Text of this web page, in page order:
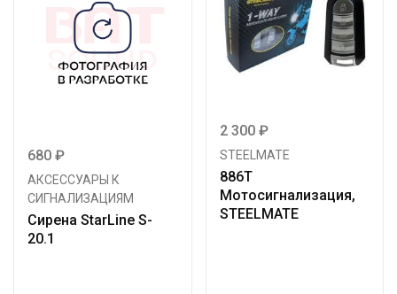
680 ₽
АКСЕССУАРЫ К
СИГНАЛИЗАЦИЯМ
Сирена StarLine S-
20.1
2 300 ₽
STEELMATE
886T
Мотосигнализация,
STEELMATE